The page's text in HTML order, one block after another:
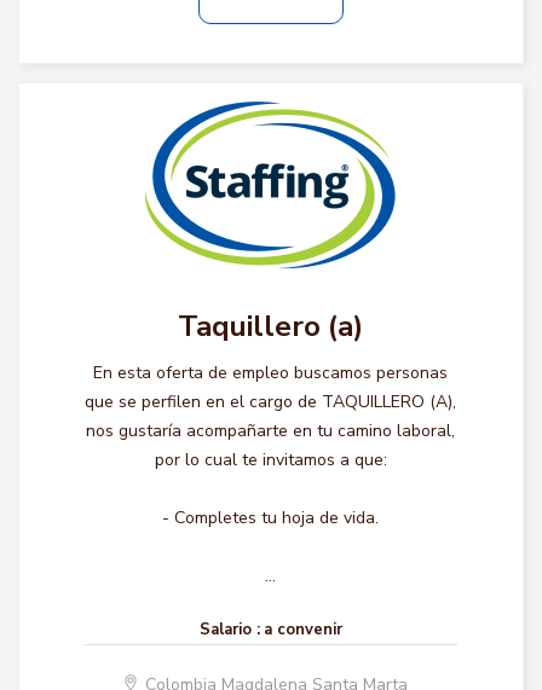
Taquillero (a)
En esta oferta de empleo buscamos personas
que se perfilen en el cargo de TAQUILLERO (A),
nos gustaría acompañarte en tu camino laboral,
por lo cual te invitamos a que:
- Completes tu hoja de vida.
...
Salario : a convenir
Colombia Magdalena Santa Marta